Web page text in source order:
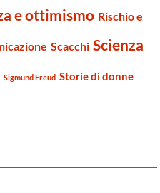
e ottimismo Rischio e
Scacchi Scienza
Sigmund Freud Storie di donne